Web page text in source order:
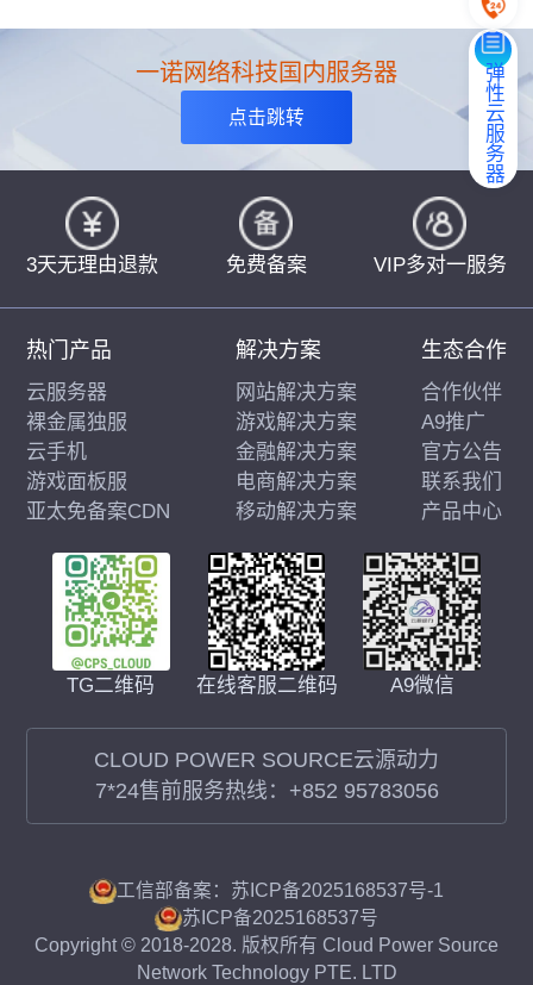
弹性云服务器
一诺网络科技国内服务器
点击跳转
3天无理由退款 免费备案 VIP多对一服务
TG二维码 在线客服二维码 A9微信
CLOUD POWER SOURCE云源动力
7*24售前服务热线： +852 95783056
热门产品
云服务器
裸金属独服
云手机
游戏面板服
亚太免备案CDN
解决方案
网站解决方案
游戏解决方案
金融解决方案
电商解决方案
移动解决方案
生态合作
合作伙伴
A9推广
官方公告
联系我们
产品中心
工信部备案：苏ICP备2025168537号-1
苏ICP备2025168537号
Copyright © 2018-2028. 版权所有 Cloud Power Source
Network Technology PTE. LTD